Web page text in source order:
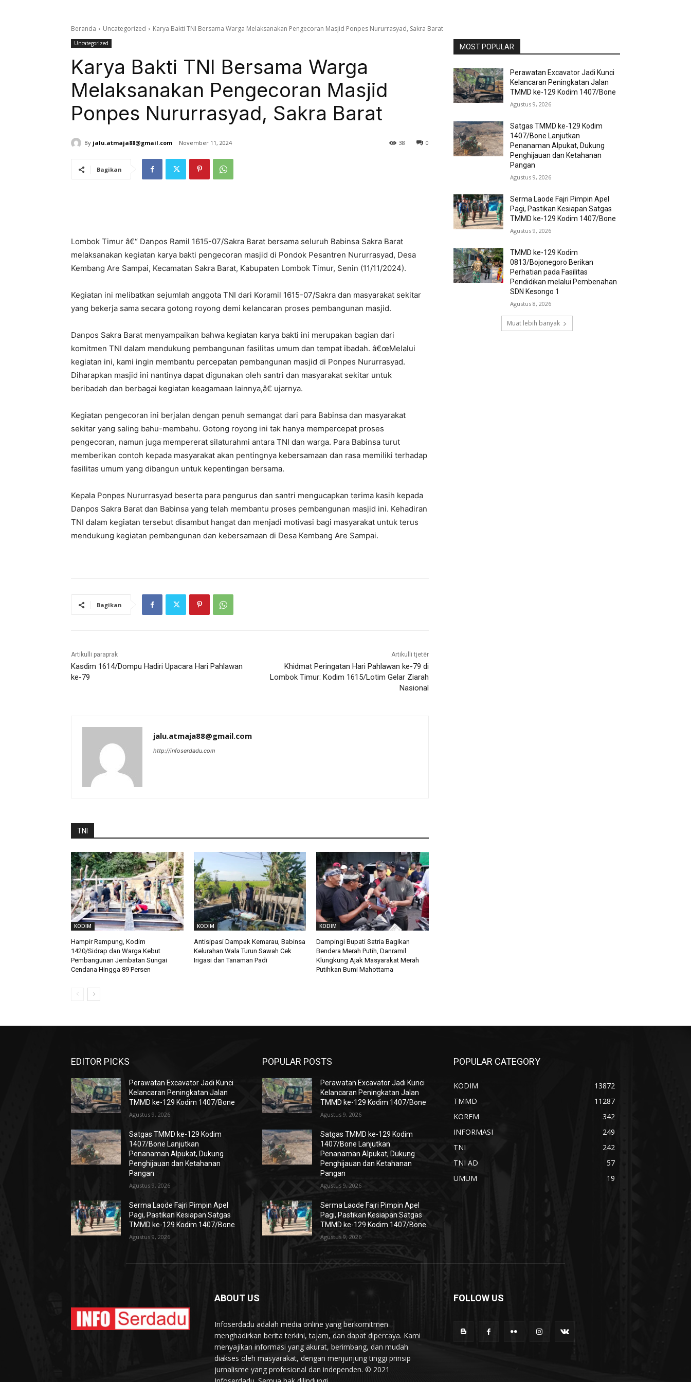
Beranda Uncategorized Karya Bakti TNI Bersama Warga Melaksanakan Pengecoran Masjid Ponpes Nururrasyad, Sakra Barat
Uncategorized
Karya Bakti TNI Bersama Warga
Melaksanakan Pengecoran Masjid
Ponpes Nururrasyad, Sakra Barat
By jalu.atmaja88@gmail.com November 11, 2024 0
38
Bagikan
Lombok Timur â€“ Danpos Ramil 1615-07/Sakra Barat bersama seluruh Babinsa Sakra Barat
melaksanakan kegiatan karya bakti pengecoran masjid di Pondok Pesantren Nururrasyad, Desa
Kembang Are Sampai, Kecamatan Sakra Barat, Kabupaten Lombok Timur, Senin (11/11/2024).
Kegiatan ini melibatkan sejumlah anggota TNI dari Koramil 1615-07/Sakra dan masyarakat sekitar
yang bekerja sama secara gotong royong demi kelancaran proses pembangunan masjid.
Danpos Sakra Barat menyampaikan bahwa kegiatan karya bakti ini merupakan bagian dari
komitmen TNI dalam mendukung pembangunan fasilitas umum dan tempat ibadah. â€œMelalui
kegiatan ini, kami ingin membantu percepatan pembangunan masjid di Ponpes Nururrasyad.
Diharapkan masjid ini nantinya dapat digunakan oleh santri dan masyarakat sekitar untuk
beribadah dan berbagai kegiatan keagamaan lainnya,â€ ujarnya.
Kegiatan pengecoran ini berjalan dengan penuh semangat dari para Babinsa dan masyarakat
sekitar yang saling bahu-membahu. Gotong royong ini tak hanya mempercepat proses
pengecoran, namun juga mempererat silaturahmi antara TNI dan warga. Para Babinsa turut
memberikan contoh kepada masyarakat akan pentingnya kebersamaan dan rasa memiliki terhadap
fasilitas umum yang dibangun untuk kepentingan bersama.
Kepala Ponpes Nururrasyad beserta para pengurus dan santri mengucapkan terima kasih kepada
Danpos Sakra Barat dan Babinsa yang telah membantu proses pembangunan masjid ini. Kehadiran
TNI dalam kegiatan tersebut disambut hangat dan menjadi motivasi bagi masyarakat untuk terus
mendukung kegiatan pembangunan dan kebersamaan di Desa Kembang Are Sampai.
Bagikan
Artikulli paraprak
Kasdim 1614/Dompu Hadiri Upacara Hari Pahlawan
ke-79
Artikulli tjetër
Khidmat Peringatan Hari Pahlawan ke-79 di
Lombok Timur: Kodim 1615/Lotim Gelar Ziarah
Nasional
jalu.atmaja88@gmail.com
http://infoserdadu.com
TNI
KODIM
Hampir Rampung, Kodim
1420/Sidrap dan Warga Kebut
Pembangunan Jembatan Sungai
Cendana Hingga 89 Persen
KODIM
Antisipasi Dampak Kemarau, Babinsa
Kelurahan Wala Turun Sawah Cek
Irigasi dan Tanaman Padi
KODIM
Dampingi Bupati Satria Bagikan
Bendera Merah Putih, Danramil
Klungkung Ajak Masyarakat Merah
Putihkan Bumi Mahottama
MOST POPULAR
Perawatan Excavator Jadi Kunci
Kelancaran Peningkatan Jalan
TMMD ke-129 Kodim 1407/Bone
Agustus 9, 2026
Satgas TMMD ke-129 Kodim
1407/Bone Lanjutkan
Penanaman Alpukat, Dukung
Penghijauan dan Ketahanan
Pangan
Agustus 9, 2026
Serma Laode Fajri Pimpin Apel
Pagi, Pastikan Kesiapan Satgas
TMMD ke-129 Kodim 1407/Bone
Agustus 9, 2026
TMMD ke-129 Kodim
0813/Bojonegoro Berikan
Perhatian pada Fasilitas
Pendidikan melalui Pembenahan
SDN Kesongo 1
Agustus 8, 2026
Muat lebih banyak
EDITOR PICKS
Perawatan Excavator Jadi Kunci
Kelancaran Peningkatan Jalan
TMMD ke-129 Kodim 1407/Bone
Agustus 9, 2026
Satgas TMMD ke-129 Kodim
1407/Bone Lanjutkan
Penanaman Alpukat, Dukung
Penghijauan dan Ketahanan
Pangan
Agustus 9, 2026
Serma Laode Fajri Pimpin Apel
Pagi, Pastikan Kesiapan Satgas
TMMD ke-129 Kodim 1407/Bone
Agustus 9, 2026
POPULAR POSTS
Perawatan Excavator Jadi Kunci
Kelancaran Peningkatan Jalan
TMMD ke-129 Kodim 1407/Bone
Agustus 9, 2026
Satgas TMMD ke-129 Kodim
1407/Bone Lanjutkan
Penanaman Alpukat, Dukung
Penghijauan dan Ketahanan
Pangan
Agustus 9, 2026
Serma Laode Fajri Pimpin Apel
Pagi, Pastikan Kesiapan Satgas
TMMD ke-129 Kodim 1407/Bone
Agustus 9, 2026
POPULAR CATEGORY
KODIM
13872
TMMD
11287
KOREM
342
INFORMASI
249
TNI
242
TNI AD
57
UMUM
19
ABOUT US
Infoserdadu adalah media online yang berkomitmen
menghadirkan berita terkini, tajam, dan dapat dipercaya. Kami
menyajikan informasi yang akurat, berimbang, dan mudah
diakses oleh masyarakat, dengan menjunjung tinggi prinsip
jurnalisme yang profesional dan independen. © 2021
FOLLOW US